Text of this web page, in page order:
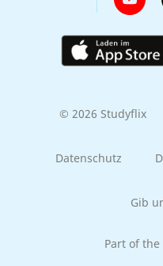
© 2026 Studyflix
Datenschutz
Gib
Part of the